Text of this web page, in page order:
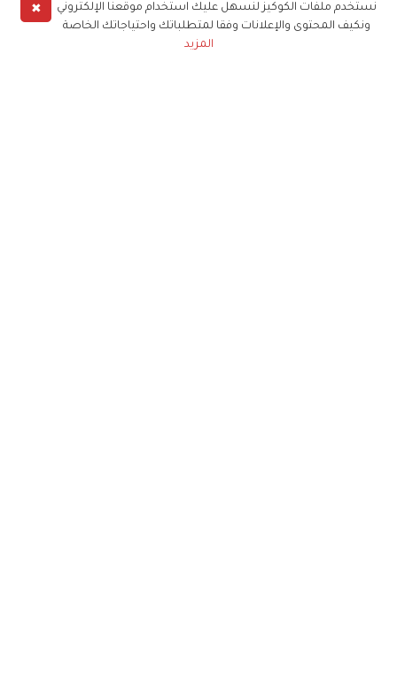
✖
نستخدم ملفات الكوكيز لنسهل عليك استخدام موقعنا الإلكتروني
ونكيف المحتوى والإعلانات وفقا لمتطلباتك واحتياجاتك الخاصة
المزيد